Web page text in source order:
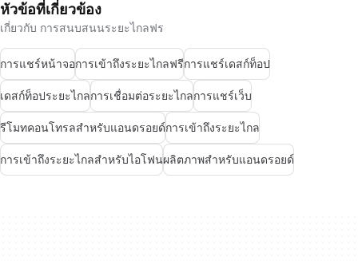
หัวข้อที่เกี่ยวข้อง
เกี่ยวกับ การสนบสนนระยะไกลฟร
การแชร์หน้าจอการเข้าถึงระยะไกลฟรีการแชร์เดสก์ท็อป
เดสก์ท็อประยะไกลการเชื่อมต่อระยะไกลการแชร์เว็บ
รีโมทคอนโทรลสำหรับแอนดรอยด์การเข้าถึงระยะไกล
การเข้าถึงระยะไกลสำหรับไอโฟนผลิตภาพสำหรับแอนดรอยด์